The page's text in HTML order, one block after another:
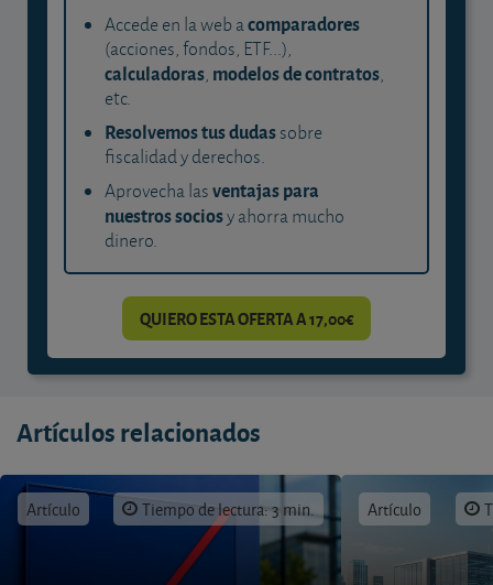
Accede en la web acomparadores
(acciones, fondos, ETF...),
calculadoras, modelos de contratos,
etc.
Resolvemos tus dudassobre
fiscalidad y derechos.
Aprovecha lasventajas para
nuestros sociosy ahorra mucho
dinero.
QUIERO ESTA OFERTA A 17,00€
Artículos relacionados
Artículo Tiempo de lectura: 3 min. Artículo